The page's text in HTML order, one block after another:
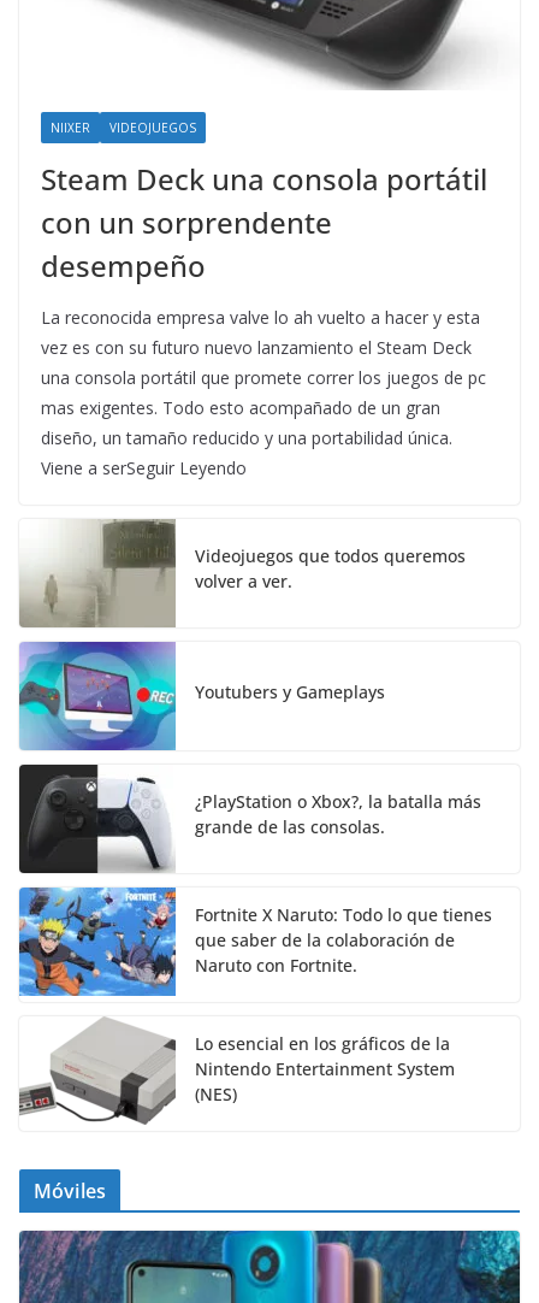
NIIXER VIDEOJUEGOS
Steam Deck una consola portátil
con un sorprendente
desempeño
La reconocida empresa valve lo ah vuelto a hacer y esta
vez es con su futuro nuevo lanzamiento el Steam Deck
una consola portátil que promete correr los juegos de pc
mas exigentes. Todo esto acompañado de un gran
diseño, un tamaño reducido y una portabilidad única.
Viene a serSeguir Leyendo
Videojuegos que todos queremos
volver a ver.
Youtubers y Gameplays
¿PlayStation o Xbox?, la batalla más
grande de las consolas.
Fortnite X Naruto: Todo lo que tienes
que saber de la colaboración de
Naruto con Fortnite.
Lo esencial en los gráficos de la
Nintendo Entertainment System
(NES)
Móviles